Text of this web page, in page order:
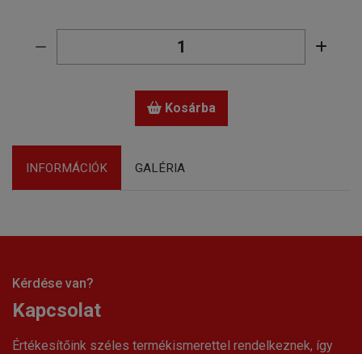
Kosárba
INFORMÁCIÓK GALÉRIA
Kérdése van?
Kapcsolat
Értékesítőink széles termékismerettel rendelkeznek, így